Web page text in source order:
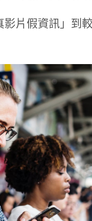
片假資訊」到